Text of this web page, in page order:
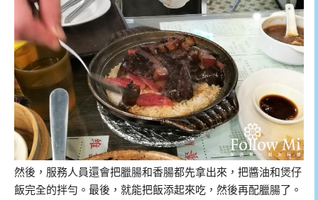
然後，服務人員還會把臘腸和香腸都先拿出來，把醬油和煲仔
飯完全的拌勻。最後，就能把飯添起來吃，然後再配臘腸了。